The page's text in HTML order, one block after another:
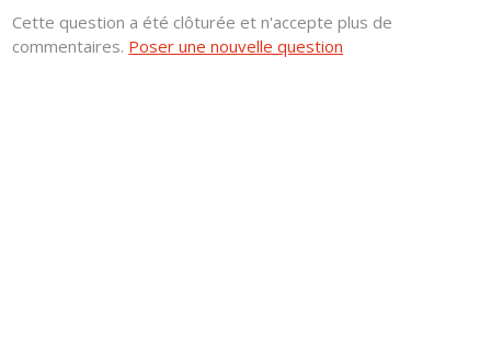
Cette question a été clôturée et n'accepte plus de
commentaires. Poser une nouvelle question